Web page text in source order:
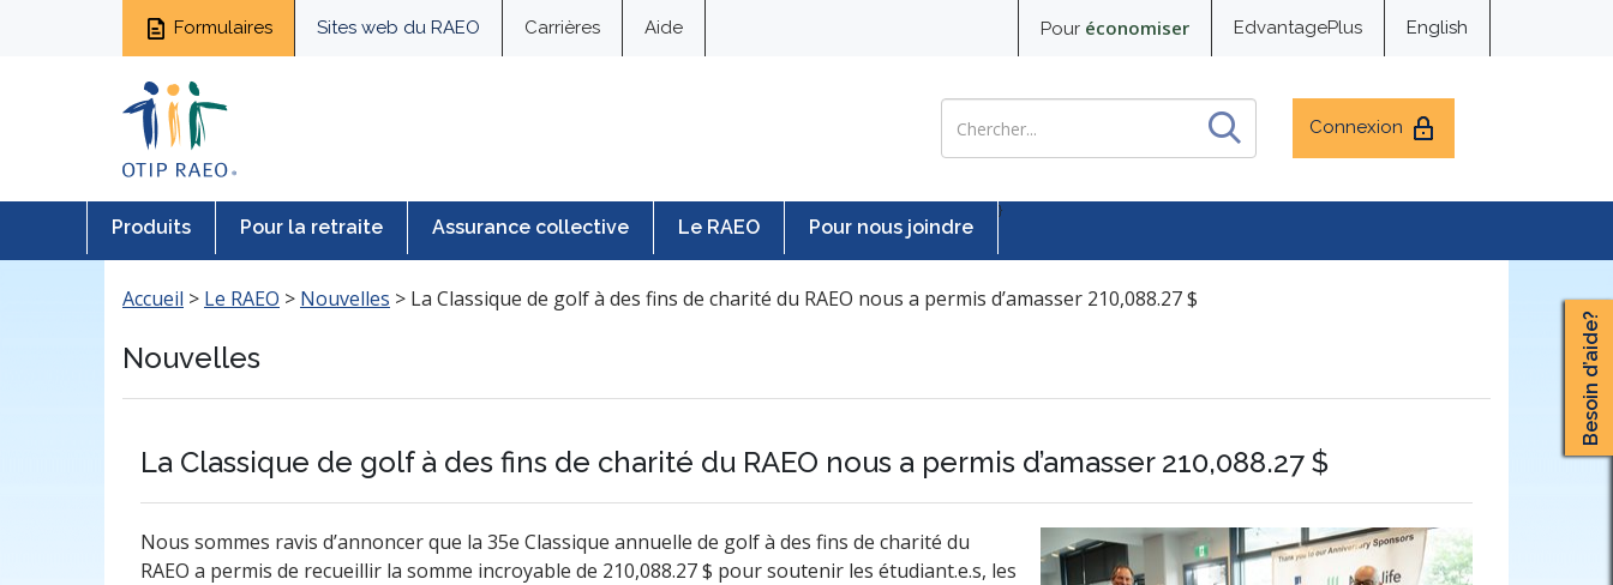
Formulaires Sites web du RAEO Carrières Aide Pour économiser EdvantagePlus English
Connexion
Produits Pour la retraite Assurance collective Le RAEO Pour nous joindre
}
Accueil > Le RAEO > Nouvelles > La Classique de golf à des fins de charité du RAEO nous a permis d’amasser 210,088.27 $
Nouvelles
La Classique de golf à des fins de charité du RAEO nous a permis d’amasser 210,088.27 $
Nous sommes ravis d’annoncer que la 35e Classique annuelle de golf à des fins de charité du
RAEO a permis de recueillir la somme incroyable de 210,088.27 $ pour soutenir les étudiant.e.s, les
Besoin d’aide?